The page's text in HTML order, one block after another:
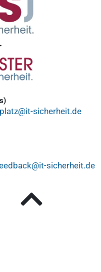
sicherheit.de
sicherheit.de